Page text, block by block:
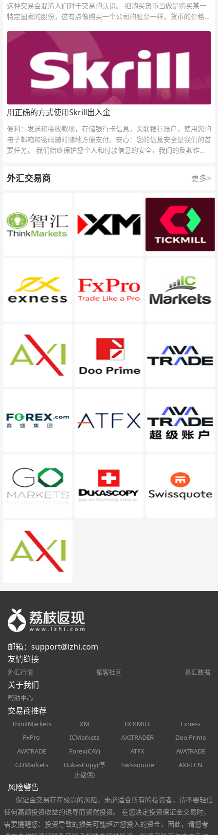
这种交易会混淆人们对于交易的认识。 把购买货币当做是购买某一
特定国家的股份，这有点像购买一个公司的股票一样。货币的价格直
用正确的方式使用Skrill出入金
便利：发送和接收款项，存储银行卡信息，关联银行账户，使用您的
电子邮箱和密码随时随地方便支付。安心：您的信息安全是我们的首
要任务。 我们始终保护您个人和付款信息的安全，我们的反欺诈团
外汇交易商 更多>
邮箱： support@lzhi.com
友情链接
外汇行情 韬客社区 易汇数据
关于我们
帮助中心
交易商推荐
ThinkMarkets XM TICKMILL
Exness
FxPro
ICMarkets AXITRADER
Doo Prime
AVATRADE
Forex(CAY) ATFX
AVATRADE
GOMarkets
DukasCopy(停
止返佣)
Swissquote AXI-ECN
风险警告
保证金交易存在极高的风险，未必适合所有的投资者，请不要轻信
任何高额投资收益的诱导而贸然投资。 在您决定投资保证金交易时，
需要提醒您：投资导致的损失可能超过您投入的资金，因此，请您考